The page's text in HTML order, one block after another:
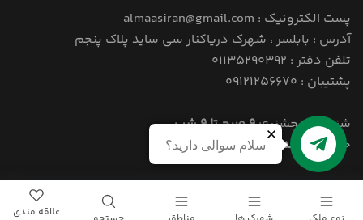
پست الکترونیک : almaasiran@gmail.com
آدرس : بابلسر ، شهرک دریاکنار سی ساید پلاک پنجم
تلفن دفتر : 01135290392
پشتیبان : 09121256670
شنبه تا پنجشنبه:9 صبح تا 9 شب
جمعه:4 بعد از ظهر تا 9 شب
علاقه مندی
سلام سوالی دارید؟